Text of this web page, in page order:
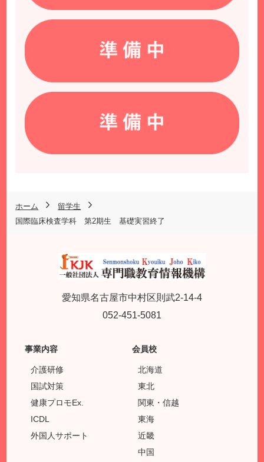
ホーム
留学生
国際臨床検査学科 第2期生 基礎実習終了
愛知県名古屋市中村区則武2-14-4
052-451-5081
事業内容
介護研修
国試対策
健康プロモEx.
ICDL
外国人サポート
会員校
北海道
東北
関東・信越
東海
近畿
中国